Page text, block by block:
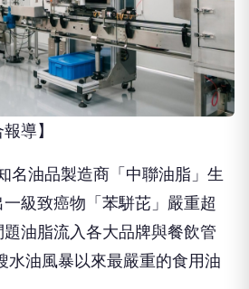
導】
名油品製造商「中聯油脂」生
級致癌物「苯駢芘」嚴重超
油脂流入各大品牌與餐飲管
水油風暴以來最嚴重的食用油